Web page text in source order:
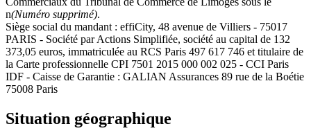
n(Numéro supprimé).
Siège social du mandant : effiCity, 48 avenue de Villiers - 75017
PARIS - Société par Actions Simplifiée, société au capital de 132
373,05 euros, immatriculée au RCS Paris 497 617 746 et titulaire de
la Carte professionnelle CPI 7501 2015 000 002 025 - CCI Paris
IDF - Caisse de Garantie : GALIAN Assurances 89 rue de la Boétie
75008 Paris
Situation géographique